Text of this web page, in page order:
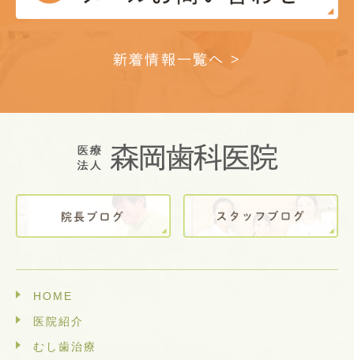
新着情報一覧へ >
HOME
医院紹介
むし歯治療